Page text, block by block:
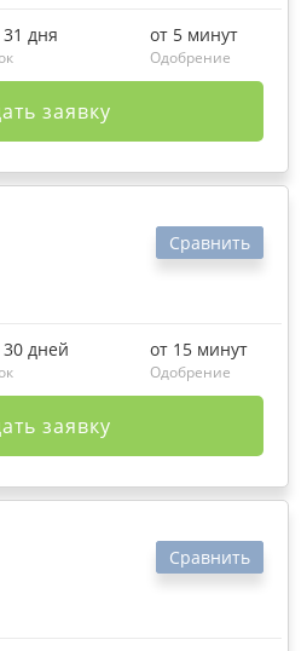
дня от 5 минут
Одобрение
заявку
Сравнить
дней от 15 минут
Одобрение
заявку
Сравнить